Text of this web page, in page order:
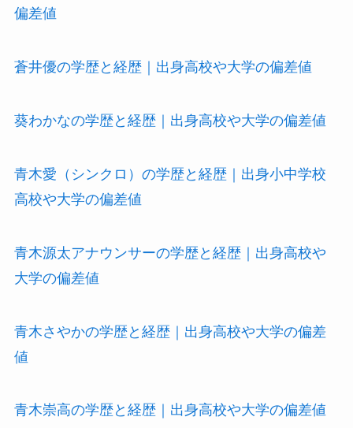
偏差値
蒼井優の学歴と経歴｜出身高校や大学の偏差値
葵わかなの学歴と経歴｜出身高校や大学の偏差値
青木愛（シンクロ）の学歴と経歴｜出身小中学校
高校や大学の偏差値
青木源太アナウンサーの学歴と経歴｜出身高校や
大学の偏差値
青木さやかの学歴と経歴｜出身高校や大学の偏差
値
青木崇高の学歴と経歴｜出身高校や大学の偏差値